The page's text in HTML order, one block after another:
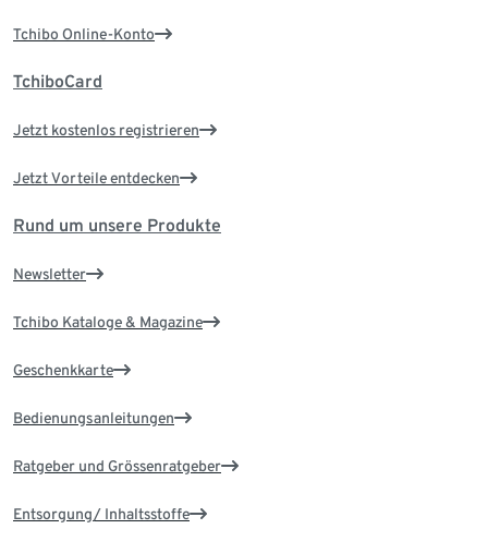
Tchibo Online-Konto
TchiboCard
Jetzt kostenlos registrieren
Jetzt Vorteile entdecken
Rund um unsere Produkte
Newsletter
Tchibo Kataloge & Magazine
Geschenkkarte
Bedienungsanleitungen
Ratgeber und Grössenratgeber
Entsorgung/ Inhaltsstoffe